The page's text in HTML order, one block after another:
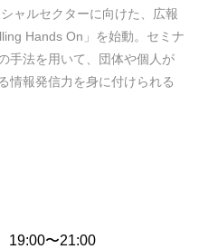
ャルセクターに向けた、広報
Hands On」を始動。セミナ
手法を用いて、団体や個人が
情報発信力を身に付けられる
19:00〜21:00